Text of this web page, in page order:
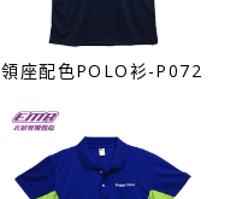
領座配色POLO衫-P072